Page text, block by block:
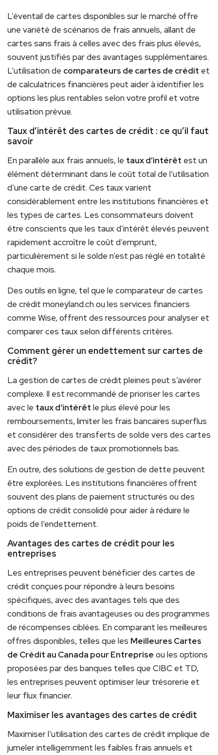
L’éventail de cartes disponibles sur le marché offre
une variété de scénarios de frais annuels, allant de
cartes sans frais à celles avec des frais plus élevés,
souvent justifiés par des avantages supplémentaires.
L’utilisation de comparateurs de cartes de crédit et
de calculatrices financières peut aider à identifier les
options les plus rentables selon votre profil et votre
utilisation prévue.
Taux d’intérêt des cartes de crédit : ce qu’il faut
savoir
En parallèle aux frais annuels, le taux d’intérêt est un
élément déterminant dans le coût total de l’utilisation
d’une carte de crédit. Ces taux varient
considérablement entre les institutions financières et
les types de cartes. Les consommateurs doivent
être conscients que les taux d’intérêt élevés peuvent
rapidement accroître le coût d’emprunt,
particulièrement si le solde n’est pas réglé en totalité
chaque mois.
Des outils en ligne, tel que le comparateur de cartes
de crédit moneyland.ch ou les services financiers
comme Wise, offrent des ressources pour analyser et
comparer ces taux selon différents critères.
Comment gérer un endettement sur cartes de
crédit?
La gestion de cartes de crédit pleines peut s’avérer
complexe. Il est recommandé de prioriser les cartes
avec le taux d’intérêt le plus élevé pour les
remboursements, limiter les frais bancaires superflus
et considérer des transferts de solde vers des cartes
avec des périodes de taux promotionnels bas.
En outre, des solutions de gestion de dette peuvent
être explorées. Les institutions financières offrent
souvent des plans de paiement structurés ou des
options de crédit consolidé pour aider à réduire le
poids de l’endettement.
Avantages des cartes de crédit pour les
entreprises
Les entreprises peuvent bénéficier des cartes de
crédit conçues pour répondre à leurs besoins
spécifiques, avec des avantages tels que des
conditions de frais avantageuses ou des programmes
de récompenses ciblées. En comparant les meilleures
offres disponibles, telles que les Meilleures Cartes
de Crédit au Canada pour Entreprise ou les options
proposées par des banques telles que CIBC et TD,
les entreprises peuvent optimiser leur trésorerie et
leur flux financier.
Maximiser les avantages des cartes de crédit
Maximiser l’utilisation des cartes de crédit implique de
jumeler intelligemment les faibles frais annuels et